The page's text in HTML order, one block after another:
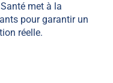
Santé met à la
pour garantir un
réelle.